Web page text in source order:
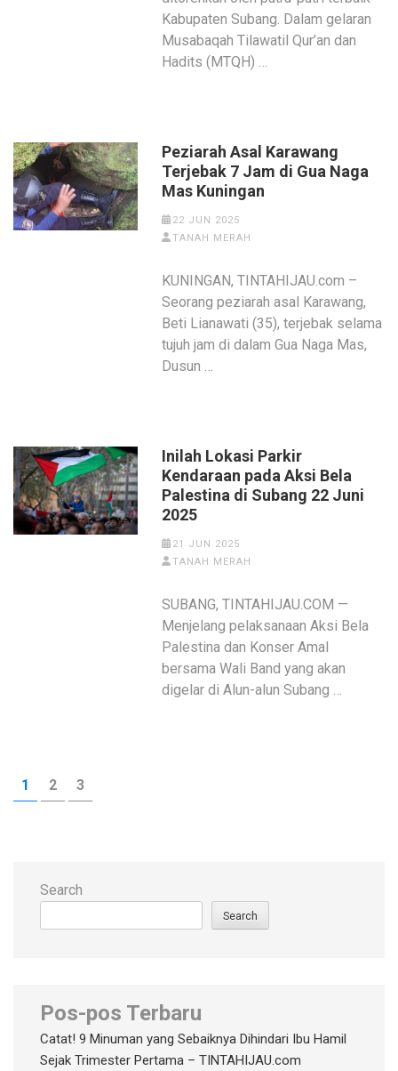
Kabupaten Subang. Dalam gelaran
Musabaqah Tilawatil Qur’an dan
Hadits (MTQH) …
Peziarah Asal Karawang
Terjebak 7 Jam di Gua Naga
Mas Kuningan
22 JUN 2025
TANAH MERAH
KUNINGAN, TINTAHIJAU.com –
Seorang peziarah asal Karawang,
Beti Lianawati (35), terjebak selama
tujuh jam di dalam Gua Naga Mas,
Dusun …
Inilah Lokasi Parkir
Kendaraan pada Aksi Bela
Palestina di Subang 22 Juni
2025
21 JUN 2025
TANAH MERAH
SUBANG, TINTAHIJAU.COM —
Menjelang pelaksanaan Aksi Bela
Palestina dan Konser Amal
bersama Wali Band yang akan
digelar di Alun-alun Subang …
Posts
pagination
PAGE
1 PAGE
2 PAGE
3
Search
Search
Pos-pos Terbaru
Catat! 9 Minuman yang Sebaiknya Dihindari Ibu Hamil
Sejak Trimester Pertama – TINTAHIJAU.com